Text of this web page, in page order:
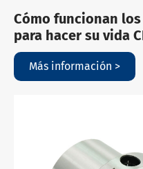
Cómo funcionan
para hacer su vida
Más información >